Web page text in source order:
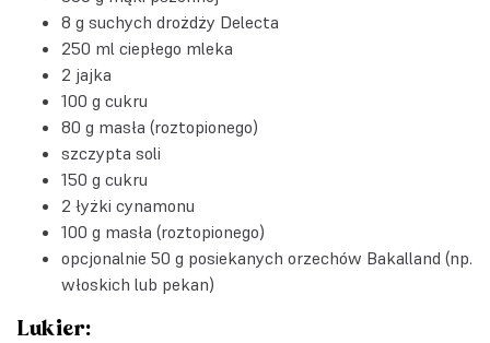
8 g suchych drożdży Delecta
250 ml ciepłego mleka
2 jajka
100 g cukru
80 g masła (roztopionego)
szczypta soli
150 g cukru
2 łyżki cynamonu
100 g masła (roztopionego)
opcjonalnie 50 g posiekanych orzechów Bakalland (np.
włoskich lub pekan)
Lukier: